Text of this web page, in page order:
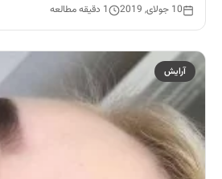
10 جولای, 2019 1 دقیقه مطالعه
آرایش